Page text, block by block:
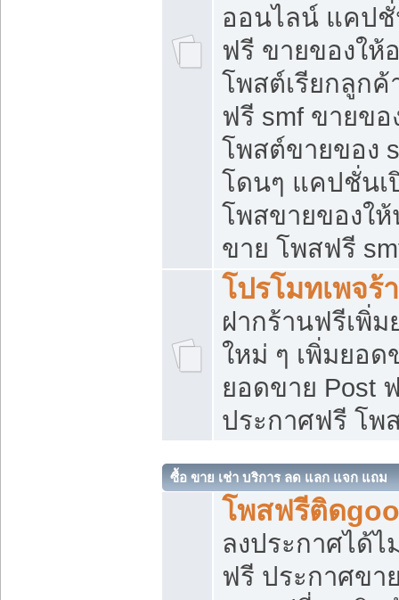
ออนไลน์ แคป
ฟรี ขายของให้
โพสต์เรียกลูกค้
ฟรี smf ขายขอ
โพสต์ขายของ
โดนๆ แคปชั่นเ
โพสขายของใ
ขาย โพสฟรี
โปรโมทเพจร้
ฝากร้านฟรีเพิ่
ใหม่ ๆ เพิ่มยอด
ยอดขาย Post
ประกาศฟรี โพ
ซื้อ ขาย เช่า บริการ ลด แลก แจก แถม
โพสฟรีติด
ลงประกาศได้
ฟรี ประกาศข